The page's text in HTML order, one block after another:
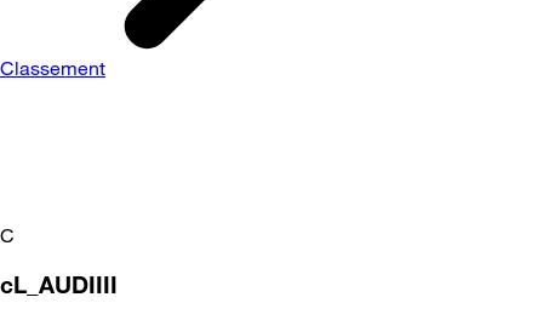
Classement
C
cL_AUDIIII